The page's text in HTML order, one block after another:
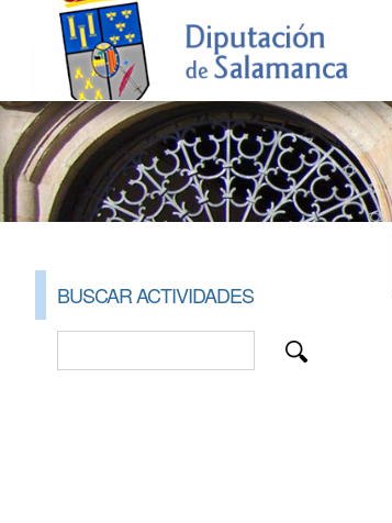
BUSCAR ACTIVIDADES